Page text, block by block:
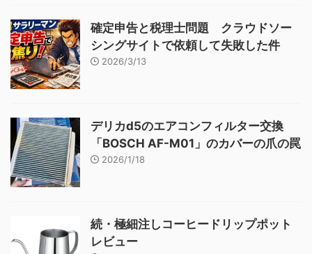
確定申告と税理士問題 クラウドソー
シングサイトで依頼して失敗した件
2026/3/13
デリカd5のエアコンフィルター交換
「BOSCH AF-M01」のカバーの爪の罠
2026/1/18
続・極細注しコーヒードリップポット
レビュー